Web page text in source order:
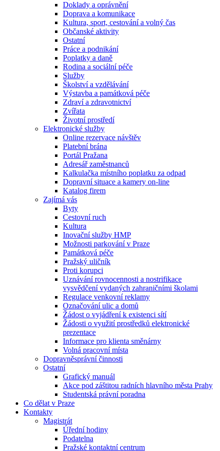
Doklady a oprávnění
Doprava a komunikace
Kultura, sport, cestování a volný čas
Občanské aktivity
Ostatní
Práce a podnikání
Poplatky a daně
Rodina a sociální péče
Služby
Školství a vzdělávání
Výstavba a památková péče
Zdraví a zdravotnictví
Zvířata
Životní prostředí
Elektronické služby
Online rezervace návštěv
Platební brána
Portál Pražana
Adresář zaměstnanců
Kalkulačka místního poplatku za odpad
Dopravní situace a kamery on-line
Katalog firem
Zajímá vás
Byty
Cestovní ruch
Kultura
Inovační služby HMP
Možnosti parkování v Praze
Památková péče
Pražský uličník
Proti korupci
Uznávání rovnocennosti a nostrifikace
vysvědčení vydaných zahraničními školami
Regulace venkovní reklamy
Označování ulic a domů
Žádost o vyjádření k existenci sítí
Žádosti o využití prostředků elektronické
prezentace
Informace pro klienta směnárny
Volná pracovní místa
Dopravněsprávní činnosti
Ostatní
Grafický manuál
Akce pod záštitou radních hlavního města Prahy
Studentská právní poradna
Co dělat v Praze
Kontakty
Magistrát
Úřední hodiny
Podatelna
Pražské kontaktní centrum